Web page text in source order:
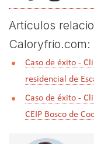
Artículos
Caloryfrio.com:
Caso de éxito -
residencial de
Caso de éxito -
CEIP Bosco de